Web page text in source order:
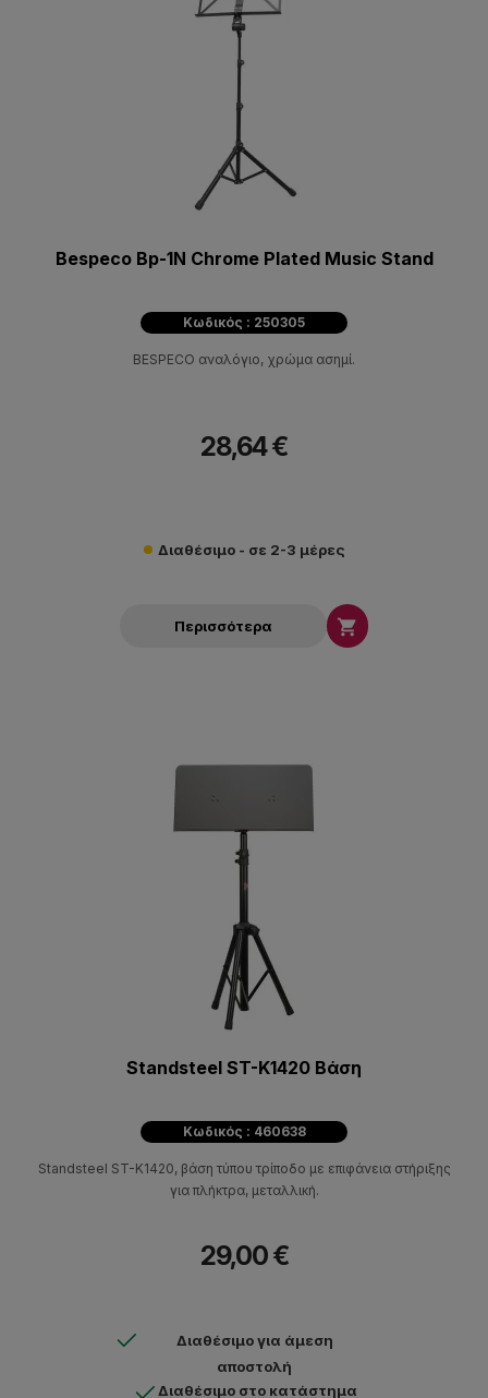
Bespeco Bp-1N Chrome Plated Music Stand
Κωδικός : 250305
BESPECO αναλόγιο, χρώμα ασημί.
28,64 €
Διαθέσιμο - σε 2-3 μέρες
Περισσότερα 
Standsteel ST-K1420 Βάση
Κωδικός : 460638
Standsteel ST-K1420, βάση τύπου τρίποδο με επιφάνεια στήριξης
για πλήκτρα, μεταλλική.
29,00 €
Διαθέσιμο για άμεση
αποστολή
Διαθέσιμο στο κατάστημα